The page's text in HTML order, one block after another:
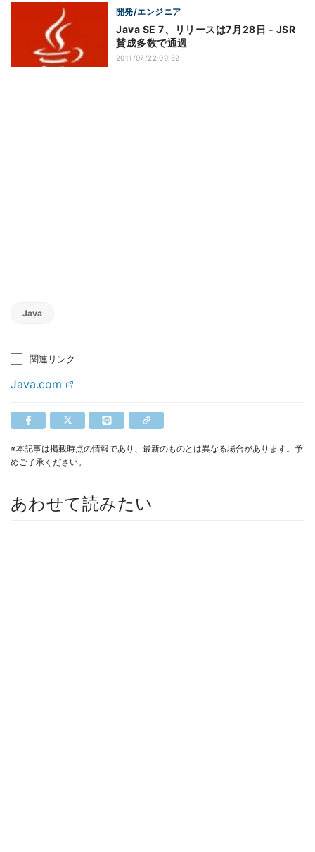
開発/エンジニア
Java SE 7、リリースは7月28日 - JSR
賛成多数で通過
2011/07/22 09:52
Java
関連リンク
Java.com
※本記事は掲載時点の情報であり、最新のものとは異なる場合があります。予
めご了承ください。
あわせて読みたい